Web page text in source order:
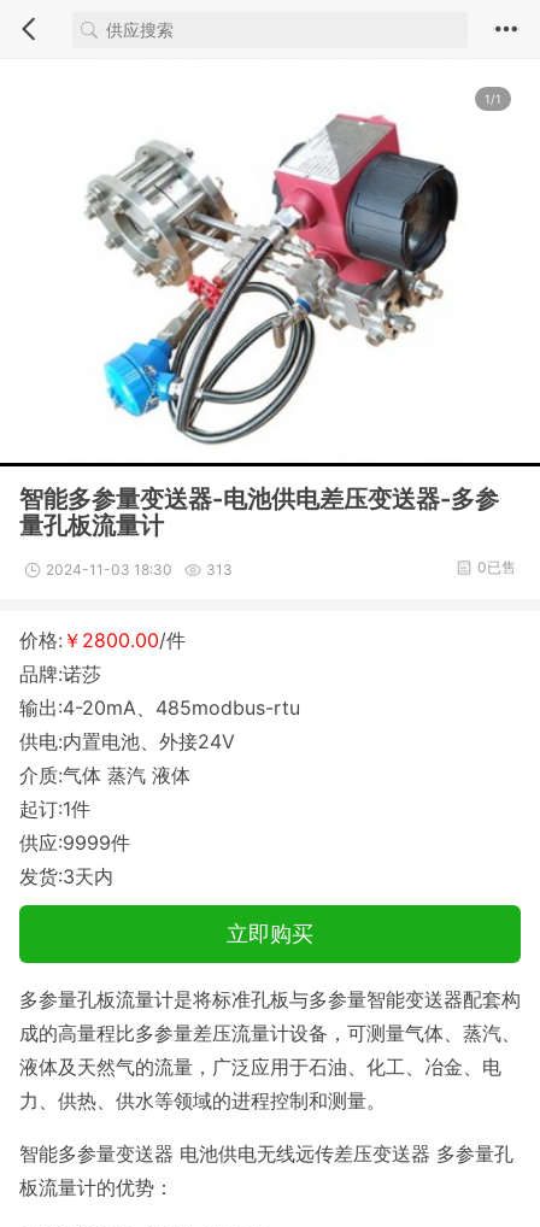
1/1
智能多参量变送器-电池供电差压变送器-多参
量孔板流量计
2024-11-03 18:30 313 0已售
价格: ￥2800.00/件
品牌:诺莎
输出:4-20mA、485modbus-rtu
供电:内置电池、外接24V
介质:气体 蒸汽 液体
起订:1件
供应:9999件
发货:3天内
立即购买
多参量孔板流量计是将标准孔板与多参量智能变送器配套构
成的高量程比多参量差压流量计设备，可测量气体、蒸汽、
液体及天然气的流量，广泛应用于石油、化工、冶金、电
力、供热、供水等领域的进程控制和测量。
智能多参量变送器 电池供电无线远传差压变送器 多参量孔
板流量计的优势：